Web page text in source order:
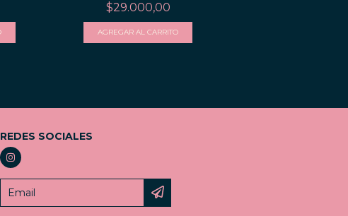
$29.000,00
REDES SOCIALES